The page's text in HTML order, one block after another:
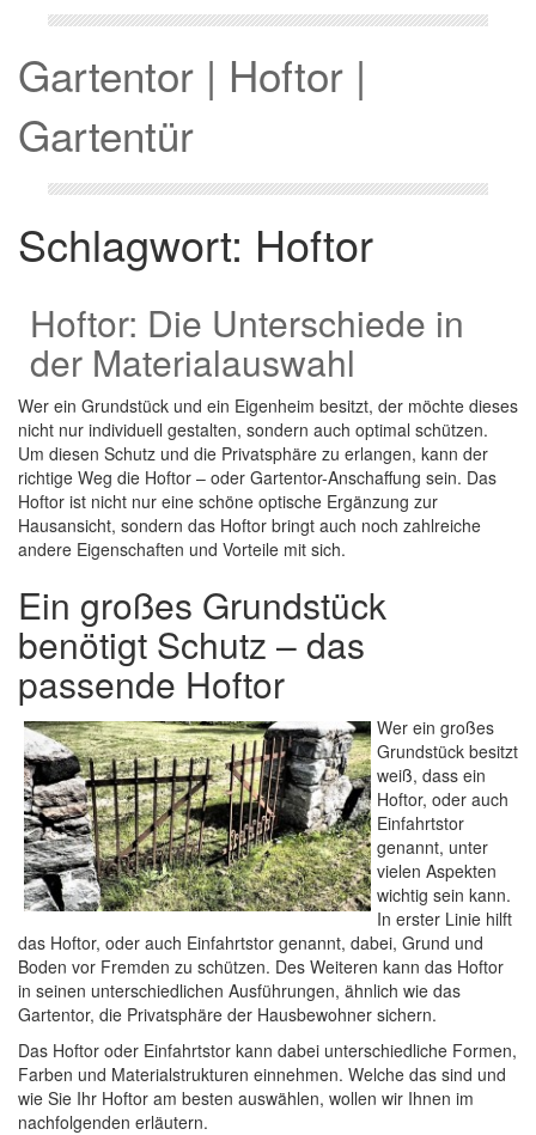
Gartentor | Hoftor |
Gartentür
Schlagwort: Hoftor
Hoftor: Die Unterschiede in
der Materialauswahl
Wer ein Grundstück und ein Eigenheim besitzt, der möchte dieses
nicht nur individuell gestalten, sondern auch optimal schützen.
Um diesen Schutz und die Privatsphäre zu erlangen, kann der
richtige Weg die Hoftor – oder Gartentor-Anschaffung sein. Das
Hoftor ist nicht nur eine schöne optische Ergänzung zur
Hausansicht, sondern das Hoftor bringt auch noch zahlreiche
andere Eigenschaften und Vorteile mit sich.
Ein großes Grundstück
benötigt Schutz – das
passende Hoftor
Wer ein großes
Grundstück besitzt
weiß, dass ein
Hoftor, oder auch
Einfahrtstor
genannt, unter
vielen Aspekten
wichtig sein kann.
In erster Linie hilft
das Hoftor, oder auch Einfahrtstor genannt, dabei, Grund und
Boden vor Fremden zu schützen. Des Weiteren kann das Hoftor
in seinen unterschiedlichen Ausführungen, ähnlich wie das
Gartentor, die Privatsphäre der Hausbewohner sichern.
Das Hoftor oder Einfahrtstor kann dabei unterschiedliche Formen,
Farben und Materialstrukturen einnehmen. Welche das sind und
wie Sie Ihr Hoftor am besten auswählen, wollen wir Ihnen im
nachfolgenden erläutern.